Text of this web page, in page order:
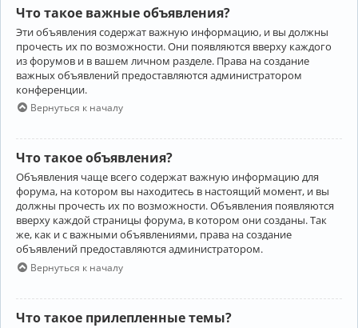
Что такое важные объявления?
Эти объявления содержат важную информацию, и вы должны
прочесть их по возможности. Они появляются вверху каждого
из форумов и в вашем личном разделе. Права на создание
важных объявлений предоставляются администратором
конференции.
Вернуться к началу
Что такое объявления?
Объявления чаще всего содержат важную информацию для
форума, на котором вы находитесь в настоящий момент, и вы
должны прочесть их по возможности. Объявления появляются
вверху каждой страницы форума, в котором они созданы. Так
же, как и с важными объявлениями, права на создание
объявлений предоставляются администратором.
Вернуться к началу
Что такое прилепленные темы?